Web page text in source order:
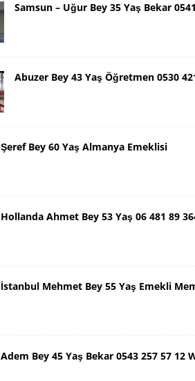
Samsun – Uğur Bey 35 Yaş Bekar
Abuzer Bey 43 Yaş Öğretmen 0530
Şeref Bey 60 Yaş Almanya Emeklisi
Hollanda Ahmet Bey 53 Yaş 06 481 89
İstanbul Mehmet Bey 55 Yaş Emekli
Adem Bey 45 Yaş Bekar 0543 257 57 12